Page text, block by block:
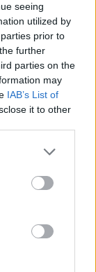
seeing
utilized by
prior to
further
parties on the
may
IAB’s List of
it to other
more Google
may click to
tags to
below Google
és tán más
közelítek
egy
hogy elég
írni, így
a
még